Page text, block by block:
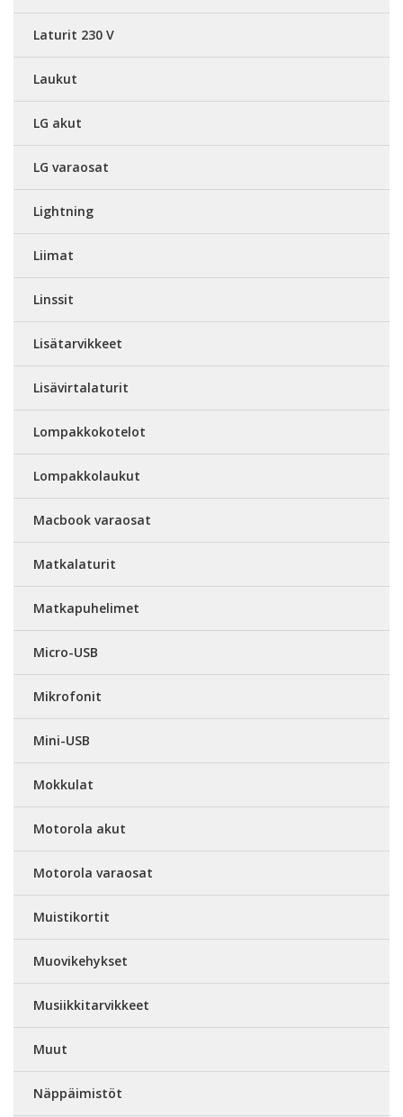
Laturit 230 V
Laukut
LG akut
LG varaosat
Lightning
Liimat
Linssit
Lisätarvikkeet
Lisävirtalaturit
Lompakkokotelot
Lompakkolaukut
Macbook varaosat
Matkalaturit
Matkapuhelimet
Micro-USB
Mikrofonit
Mini-USB
Mokkulat
Motorola akut
Motorola varaosat
Muistikortit
Muovikehykset
Musiikkitarvikkeet
Muut
Näppäimistöt